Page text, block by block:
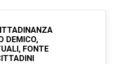
DEMICO,
FONTE